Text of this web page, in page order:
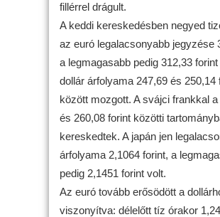
fillérrel drágult.
A keddi kereskedésben negyed
az euró legalacsonyabb jegyzése
a legmagasabb pedig 312,33 forint
dollár árfolyama 247,69 és 250,14
között mozgott. A svájci frankkal a
és 260,08 forint közötti
kereskedtek. A japán jen
árfolyama 2,1064 forint, a
pedig 2,1451 forint volt.
Az euró tovább erősödött a
viszonyítva: délelőtt tíz órakor